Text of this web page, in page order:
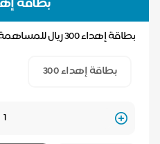
بطاقة إهداء 300
بطاقة إهداء 300
Quantity